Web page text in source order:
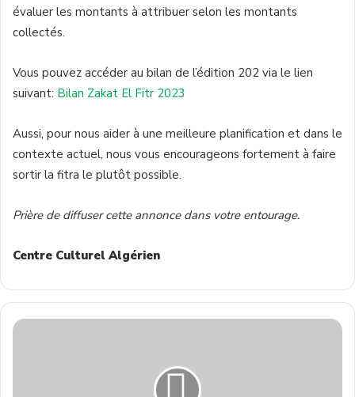
évaluer les montants à attribuer selon les montants
collectés.
Vous pouvez accéder au bilan de l’édition 202 via le lien
suivant: Bilan Zakat El Fitr 2023
Aussi, pour nous aider à une meilleure planification et dans le
contexte actuel, nous vous encourageons fortement à faire
sortir la fitra le plutôt possible.
Prière de diffuser cette annonce dans votre entourage.
Centre Culturel Algérien